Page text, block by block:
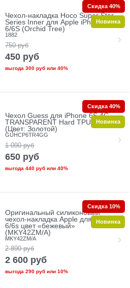
Чехол-накладка Hoco Super Star
Series Inner для Apple iPhone
6/6S (Orchid Tree)
1882
750 руб
450 руб
выгода 300 рубили 40%
Скидка 40%
Новинка
Чехол Guess для iPhone 6S 4G
TRANSPARENT Hard TPU Gold
(Цвет: Золотой)
GUHCP6TR4GG
1 090 руб
650 руб
выгода 440 рубили 40%
Скидка 40%
Новинка
Оригинальный силиконовый
чехол-накладка Apple для iPhone
6/6s цвет «бежевый»
(MKY42ZM/A)
MKY42ZM/A
2 890 руб
2 600 руб
выгода 290 рубили 10%
Скидка 10%
Новинка